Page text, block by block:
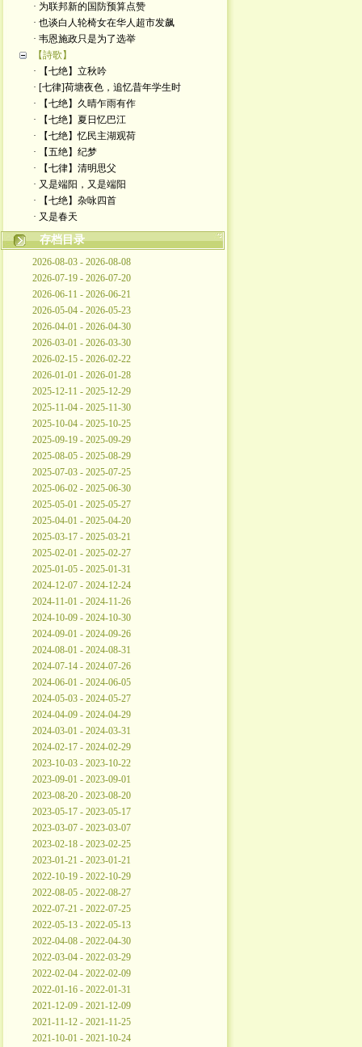
· 为联邦新的国防预算点赞
· 也谈白人轮椅女在华人超市发飙
· 韦恩施政只是为了选举
【詩歌】
· 【七绝】立秋吟
· [七律]荷塘夜色，追忆昔年学生时
· 【七绝】久晴乍雨有作
· 【七绝】夏日忆巴江
· 【七绝】忆民主湖观荷
· 【五绝】纪梦
· ​【七律】清明思父
· 又是端阳，又是端阳
· 【七绝】杂咏四首
· 又是春天
存档目录
2026-08-03 - 2026-08-08
2026-07-19 - 2026-07-20
2026-06-11 - 2026-06-21
2026-05-04 - 2026-05-23
2026-04-01 - 2026-04-30
2026-03-01 - 2026-03-30
2026-02-15 - 2026-02-22
2026-01-01 - 2026-01-28
2025-12-11 - 2025-12-29
2025-11-04 - 2025-11-30
2025-10-04 - 2025-10-25
2025-09-19 - 2025-09-29
2025-08-05 - 2025-08-29
2025-07-03 - 2025-07-25
2025-06-02 - 2025-06-30
2025-05-01 - 2025-05-27
2025-04-01 - 2025-04-20
2025-03-17 - 2025-03-21
2025-02-01 - 2025-02-27
2025-01-05 - 2025-01-31
2024-12-07 - 2024-12-24
2024-11-01 - 2024-11-26
2024-10-09 - 2024-10-30
2024-09-01 - 2024-09-26
2024-08-01 - 2024-08-31
2024-07-14 - 2024-07-26
2024-06-01 - 2024-06-05
2024-05-03 - 2024-05-27
2024-04-09 - 2024-04-29
2024-03-01 - 2024-03-31
2024-02-17 - 2024-02-29
2023-10-03 - 2023-10-22
2023-09-01 - 2023-09-01
2023-08-20 - 2023-08-20
2023-05-17 - 2023-05-17
2023-03-07 - 2023-03-07
2023-02-18 - 2023-02-25
2023-01-21 - 2023-01-21
2022-10-19 - 2022-10-29
2022-08-05 - 2022-08-27
2022-07-21 - 2022-07-25
2022-05-13 - 2022-05-13
2022-04-08 - 2022-04-30
2022-03-04 - 2022-03-29
2022-02-04 - 2022-02-09
2022-01-16 - 2022-01-31
2021-12-09 - 2021-12-09
2021-11-12 - 2021-11-25
2021-10-01 - 2021-10-24